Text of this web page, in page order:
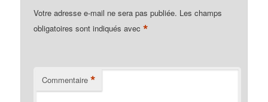
Votre adresse e-mail ne sera pas publiée. Les champs
obligatoires sont indiqués avec*
Commentaire *